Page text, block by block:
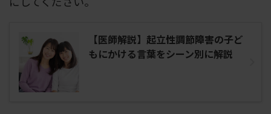
【医師解説】起立性調節障害の子ど
もにかける言葉をシーン別に解説